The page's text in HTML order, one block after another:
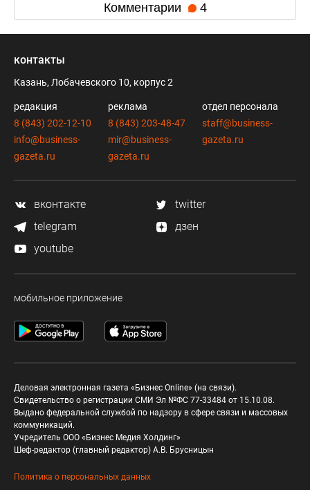
Комментарии 4
контакты
Казань, Лобачевского 10, корпус 2
редакция
8 (843) 202-12-10
info@business-
gazeta.ru
реклама
8 (843) 203-48-47
mir@business-
gazeta.ru
отдел персонала
staff@business-
gazeta.ru
вконтакте
twitter
telegram
дзен
youtube
мобильное приложение
Деловая электронная газета «Бизнес Online» (на связи).
Свидетельство о регистрации СМИ Эл №ФС 77-33484 от 15.10.08.
Выдано федеральной службой по надзору в сфере связи и массовых
коммуникаций.
Учредитель ООО «Бизнес Медия Холдинг»
Шеф-редактор (главный редактор) А.В. Брусницын
Политика о персональных данных